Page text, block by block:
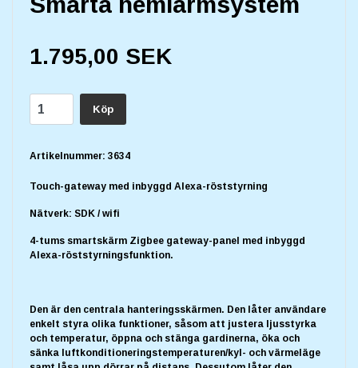
1.795,00 SEK
Köp
Artikelnummer: 3634
Touch-gateway med inbyggd Alexa-röststyrning
Nätverk: SDK / wifi
4-tums smartskärm Zigbee gateway-panel med inbyggd
Alexa-röststyrningsfunktion.
Den är den centrala hanteringsskärmen. Den låter användare
enkelt styra olika funktioner, såsom att justera ljusstyrka
och temperatur, öppna och stänga gardinerna, öka och
sänka luftkonditioneringstemperaturen/kyl- och värmeläge